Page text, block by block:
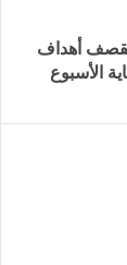
أهداف
الأسبوع